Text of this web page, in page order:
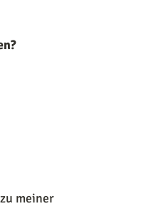
meiner